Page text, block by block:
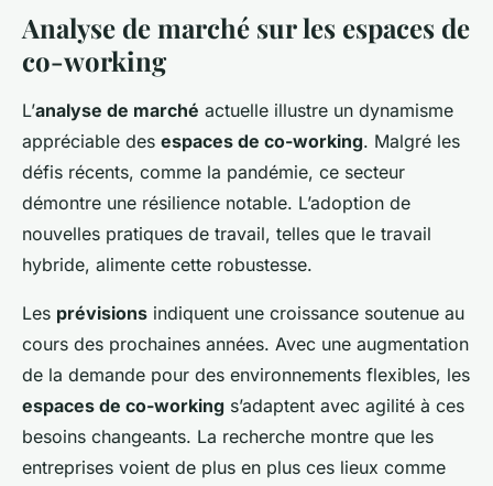
Analyse de marché sur les espaces de
co-working
L’analyse de marché actuelle illustre un dynamisme
appréciable des espaces de co-working. Malgré les
défis récents, comme la pandémie, ce secteur
démontre une résilience notable. L’adoption de
nouvelles pratiques de travail, telles que le travail
hybride, alimente cette robustesse.
Les prévisions indiquent une croissance soutenue au
cours des prochaines années. Avec une augmentation
de la demande pour des environnements flexibles, les
espaces de co-working s’adaptent avec agilité à ces
besoins changeants. La recherche montre que les
entreprises voient de plus en plus ces lieux comme